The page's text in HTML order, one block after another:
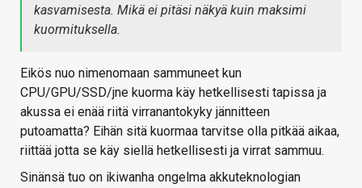
kasvamisesta. Mikä ei pitäsi näkyä kuin maksimi
kuormituksella.
Eikös nuo nimenomaan sammuneet kun
CPU/GPU/SSD/jne kuorma käy hetkellisesti tapissa ja
akussa ei enää riitä virranantokyky jännitteen
putoamatta? Eihän sitä kuormaa tarvitse olla pitkää aikaa,
riittää jotta se käy siellä hetkellisesti ja virrat sammuu.
Sinänsä tuo on ikiwanha ongelma akkuteknologian